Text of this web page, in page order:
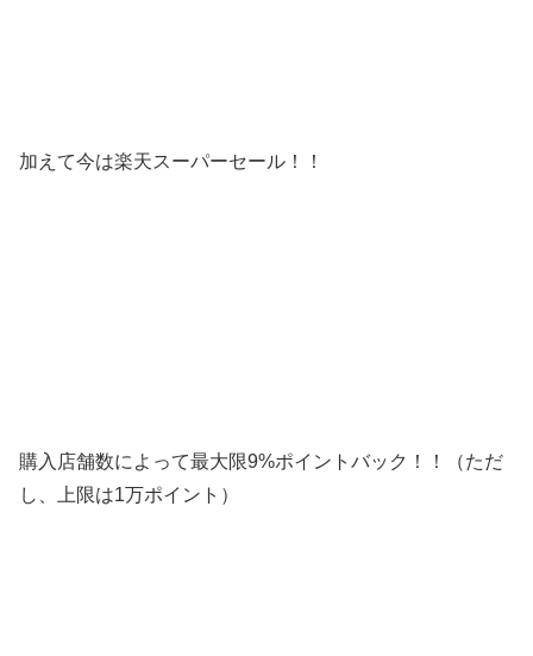
加えて今は楽天スーパーセール！！
購入店舗数によって最大限9%ポイントバック！！（ただ
し、上限は1万ポイント）